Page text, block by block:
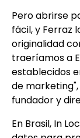
Pero abrirse
fácil, y Ferraz
originalidad
traeríamos a
establecidos
de
fundador y
En Brasil, In